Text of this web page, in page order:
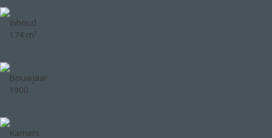
Inhoud
174 m³
Bouwjaar
1900
Kamers